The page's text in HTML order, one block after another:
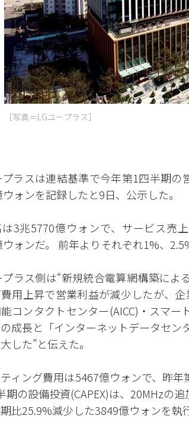
［写真＝LGユープラス］
プラスは連結基準で今年第1四半期
ォンを記録したと9日、公示した。
3兆5770億ウォンで、サービス売
ォンだ。 前年よりそれぞれ1%、
プラス側は“新規統合電算網構築に
用上昇で営業利益が減少したが、
コンタクトセンター(AICC)・スマ
成長と「インターネットデータセン
した”と伝えた。
ィング費用は5467億ウォンで、昨年
期の設備投資(CAPEX)は、20MHzの
比25.9%減少した3849億ウォンを執